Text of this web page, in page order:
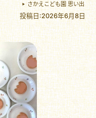
さかえこども園 思い出
投稿日:2026年6月8日